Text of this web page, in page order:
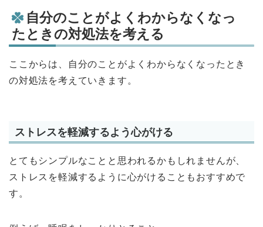
自分のことがよくわからなくなっ
たときの対処法を考える
ここからは、自分のことがよくわからなくなったとき
の対処法を考えていきます。
ストレスを軽減するよう心がける
とてもシンプルなことと思われるかもしれませんが、
ストレスを軽減するように心がけることもおすすめで
す。